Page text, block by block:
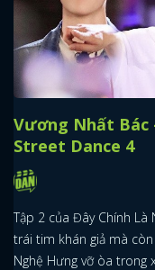
Vương Nhất
Street Dance 4
Tập 2 của Đây Chính Là
trái tim khán giả mà
Nghệ Hưng vỡ òa trong